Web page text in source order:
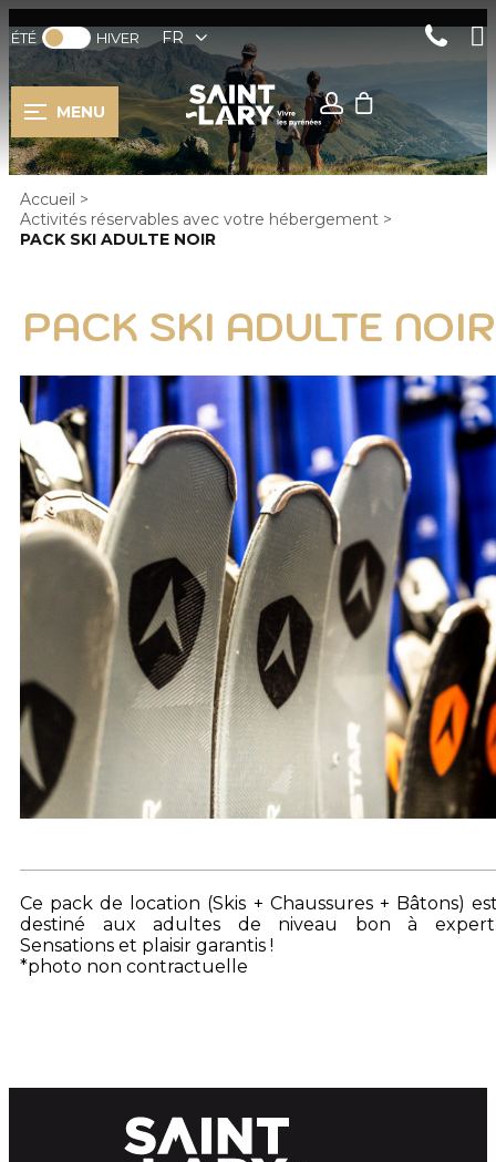
ÉTÉ HIVER FR
MENU
Accueil >
Activités réservables avec votre hébergement >
PACK SKI ADULTE NOIR
PACK SKI ADULTE NOIR
Ce pack de location (Skis + Chaussures + Bâtons)
destiné aux adultes de niveau bon à
Sensations et plaisir garantis !
*photo non contractuelle